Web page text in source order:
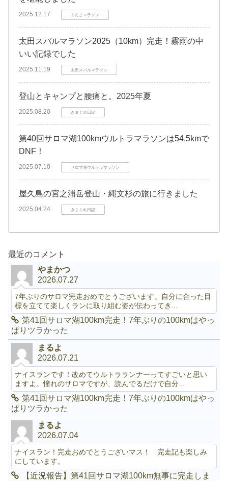
2025.12.17 ぐんまマラソン
太田スバルマラソン2025（10km）完走！霧雨の中
いい記録でした
2025.11.19 太田スバルマラソン
登山とキャンプと腰痛と。2025年夏
2025.08.20 きまぐれ日記
第40回サロマ湖100kmウルトラマラソンは54.5kmで
DNF！
2025.07.10 サロマ湖ウルトラマラソン
屋久島の宮之浦岳登山・縄文杉の旅に行きました
2025.04.24 きまぐれ日記
最近のコメント
やまかつ
2026.07.27
7年ぶりのサロマ完走おめでとうございます。自分に合った目
標を立てて楽しくランに取り組む姿が伝わってき...
第41回サロマ湖100km完走！7年ぶりの100kmはやっ
ぱりツラかった
まるよ
2026.07.21
ナイスランです！改めてウルトラランナーってすごいと思い
ますよ。憧れのサロマですが、読んでるだけで自分...
第41回サロマ湖100km完走！7年ぶりの100kmはやっ
ぱりツラかった
まるよ
2026.07.04
ナイスラン！完走おめでとうございマス！ 完走記も楽しみ
にしています。
【近況報告】第41回サロマ湖100km無事に完走しま